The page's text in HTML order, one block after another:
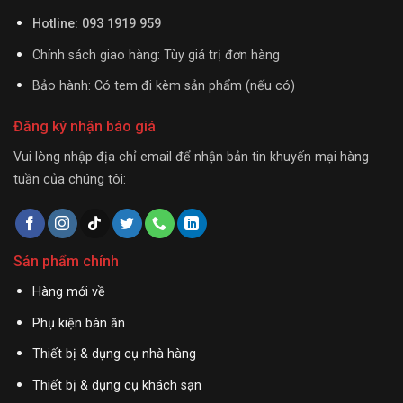
Hotline: 093 1919 959
Chính sách giao hàng: Tùy giá trị đơn hàng
Bảo hành: Có tem đi kèm sản phẩm (nếu có)
Đăng ký nhận báo giá
Vui lòng nhập địa chỉ email để nhận bản tin khuyến mại hàng
tuần của chúng tôi:
Sản phẩm chính
Hàng mới về
Phụ kiện bàn ăn
Thiết bị & dụng cụ nhà hàng
Thiết bị & dụng cụ khách sạn